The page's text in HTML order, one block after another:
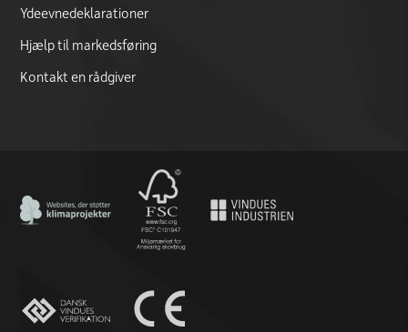
Ydeevnedeklarationer
Hjælp til markedsføring
Kontakt en rådgiver
CO2 Neutral certificate